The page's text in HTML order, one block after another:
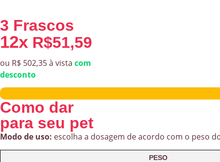
3 Frascos
12x R$51,59
ou R$ 502,35 à vista com
desconto
Como dar
para seu pet
Modo de uso: escolha a dosagem de acordo com o peso
PESO